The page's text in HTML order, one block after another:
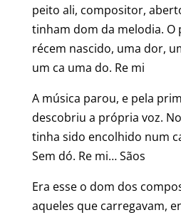
peito ali, compositor,
tinham dom da melodia. O
récem nascido, uma dor,
um ca uma do. Re mi
A música parou, e pela
descobriu a própria voz.
tinha sido encolhido num
Sem dó. Re mi… Sãos
Era esse o dom dos
aqueles que carregavam,